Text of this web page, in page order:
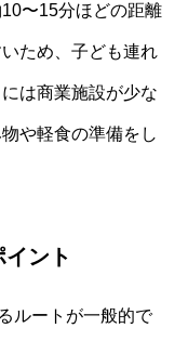
〜15分ほどの距離
ため、子ども連れ
は商業施設が少な
や軽食の準備をし
ント
ルートが一般的で